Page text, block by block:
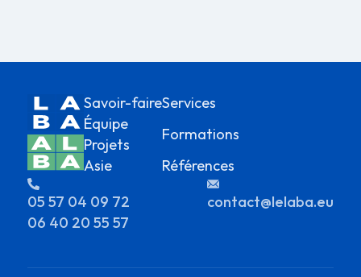
Savoir-faire
Équipe
Projets
Asie
Services
Formations
Références
05 57 04 09 72
06 40 20 55 57
contact@lelaba.eu